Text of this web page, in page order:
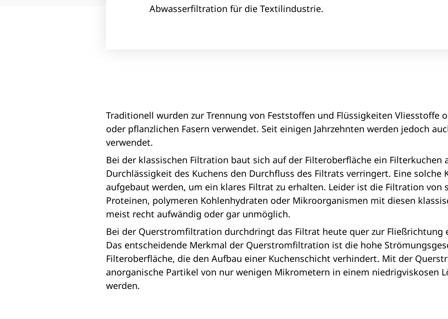
Abwasserfiltration für die Textilindustrie.
Traditionell wurden zur Trennung von Feststoffen und Flüssigkeiten Vliesstoffe
oder pflanzlichen Fasern verwendet. Seit einigen Jahrzehnten werden jedoch
verwendet.
Bei der klassischen Filtration baut sich auf der Filteroberfläche ein Filterkuchen
Durchlässigkeit des Kuchens den Durchfluss des Filtrats verringert. Eine
aufgebaut werden, um ein klares Filtrat zu erhalten. Leider ist die Filtration von
Proteinen, polymeren Kohlenhydraten oder Mikroorganismen mit diesen
meist recht aufwändig oder gar unmöglich.
Bei der Querstromfiltration durchdringt das Filtrat heute quer zur Fließrichtung
Das entscheidende Merkmal der Querstromfiltration ist die hohe
Filteroberfläche, die den Aufbau einer Kuchenschicht verhindert. Mit der
anorganische Partikel von nur wenigen Mikrometern in einem niedrigviskosen
werden.